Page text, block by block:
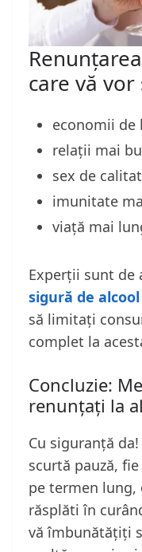
care vă
economii de
relații mai
sex de
imunitate
viață mai
Experții sunt de
sigură de alcool
să limitați
complet la
Concluzie:
renunțați la
Cu siguranță
scurtă pauză,
pe termen lung,
răsplăti în
vă îmbunătățiți